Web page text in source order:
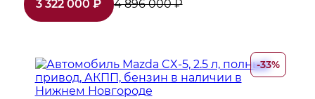
Центральный замок
3 322 000 ₽ 4 896 000 ₽
-33%